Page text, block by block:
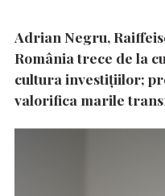
Adrian Negru,
România trece de la
cultura investițiilor;
valorifica marile